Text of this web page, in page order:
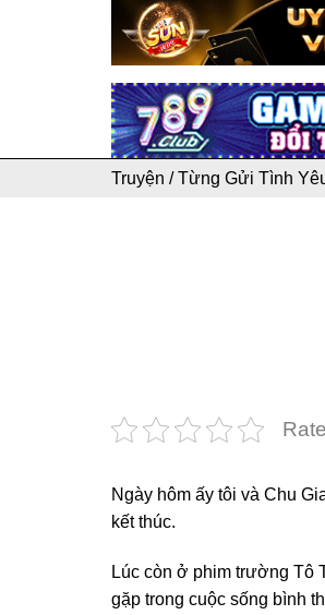
Truyện /Từng Gửi Tình
Ngày hôm ấy tôi và Chu
kết thúc.
Lúc còn ở phim trường Tô
gặp trong cuộc sống bình